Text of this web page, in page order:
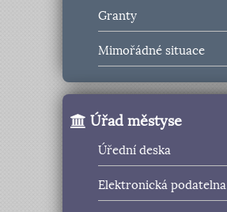
Granty
Mimořádné situace
Úřad městyse
Úřední deska
Elektronická podatelna